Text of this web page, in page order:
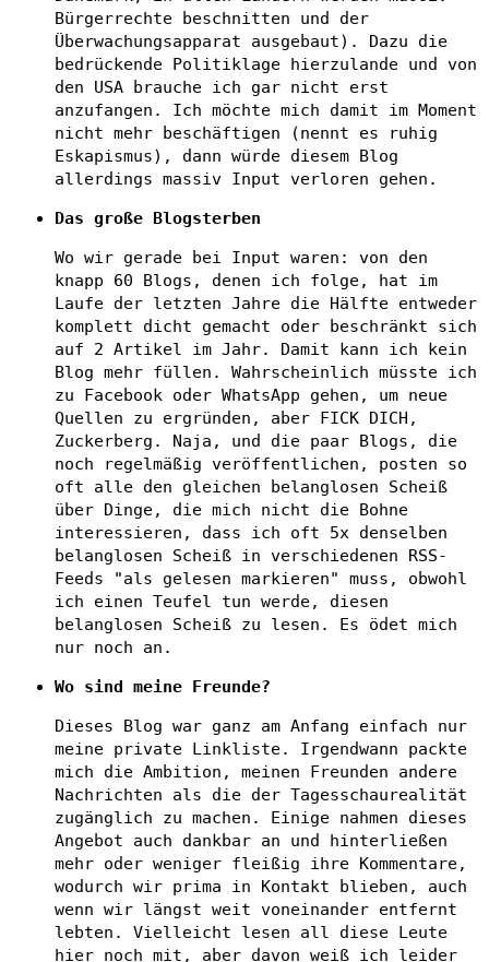
Bürgerrechte beschnitten und der
Überwachungsapparat ausgebaut). Dazu die
bedrückende Politiklage hierzulande und von
den USA brauche ich gar nicht erst
anzufangen. Ich möchte mich damit im Moment
nicht mehr beschäftigen (nennt es ruhig
Eskapismus), dann würde diesem Blog
allerdings massiv Input verloren gehen.
Das große Blogsterben
Wo wir gerade bei Input waren: von den
knapp 60 Blogs, denen ich folge, hat im
Laufe der letzten Jahre die Hälfte entweder
komplett dicht gemacht oder beschränkt sich
auf 2 Artikel im Jahr. Damit kann ich kein
Blog mehr füllen. Wahrscheinlich müsste ich
zu Facebook oder WhatsApp gehen, um neue
Quellen zu ergründen, aber FICK DICH,
Zuckerberg. Naja, und die paar Blogs, die
noch regelmäßig veröffentlichen, posten so
oft alle den gleichen belanglosen Scheiß
über Dinge, die mich nicht die Bohne
interessieren, dass ich oft 5x denselben
belanglosen Scheiß in verschiedenen RSS-
Feeds "als gelesen markieren" muss, obwohl
ich einen Teufel tun werde, diesen
belanglosen Scheiß zu lesen. Es ödet mich
nur noch an.
Wo sind meine Freunde?
Dieses Blog war ganz am Anfang einfach nur
meine private Linkliste. Irgendwann packte
mich die Ambition, meinen Freunden andere
Nachrichten als die der Tagesschaurealität
zugänglich zu machen. Einige nahmen dieses
Angebot auch dankbar an und hinterließen
mehr oder weniger fleißig ihre Kommentare,
wodurch wir prima in Kontakt blieben, auch
wenn wir längst weit voneinander entfernt
lebten. Vielleicht lesen all diese Leute
hier noch mit, aber davon weiß ich leider